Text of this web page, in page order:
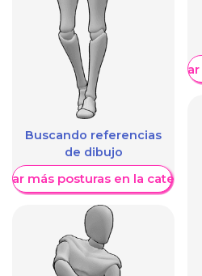
Buscando referencias
de dibujo
más posturas en la categoría